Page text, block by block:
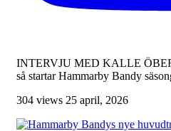
INTERVJU MED KALLE
så startar Hammarby Bandy
304 views 25 april, 2026